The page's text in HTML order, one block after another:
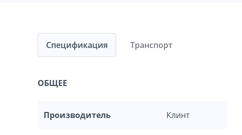
Спецификация
ОБЩЕЕ
Производитель Клинт
Транспорт